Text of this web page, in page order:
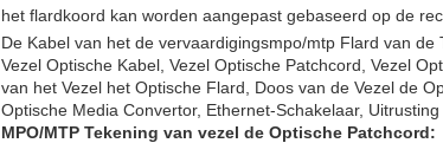
het flardkoord kan worden aangepast gebaseerd op de
De Kabel van het de vervaardigingsmpo/mtp Flard van de
Vezel Optische Kabel, Vezel Optische Patchcord, Vezel
van het Vezel het Optische Flard, Doos van de Vezel de
Optische Media Convertor, Ethernet-Schakelaar,
MPO/MTP Tekening van vezel de Optische Patchcord: